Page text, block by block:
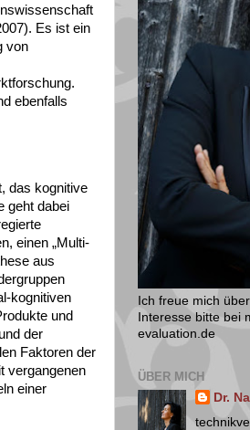
Es ist ein
von
ebenfalls
das kognitive
geht dabei
einen „Multi-
aus
kognitiven
und
der
Faktoren der
vergangenen
einer
Ich freue mich
Interesse bitte bei
evaluation.de
ÜBER MICH
Dr.